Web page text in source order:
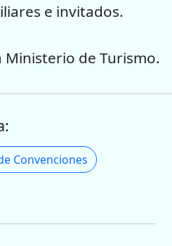
e invitados.
de Turismo.
Convenciones